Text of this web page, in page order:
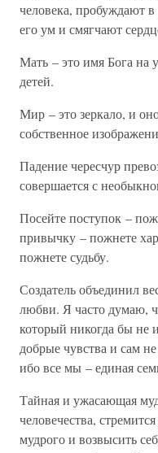
человека, пробуждают
его ум и смягчают
Мать – это имя Бога на
детей.
Мир – это зеркало, и
собственное
Падение чересчур
совершается с
Посейте поступок –
привычку – пожнете
пожнете судьбу.
Создатель объединил
любви. Я часто думаю,
который никогда бы не
добрые чувства и сам
ибо все мы – единая
Тайная и ужасающая
человечества,
мудрого и возвысить